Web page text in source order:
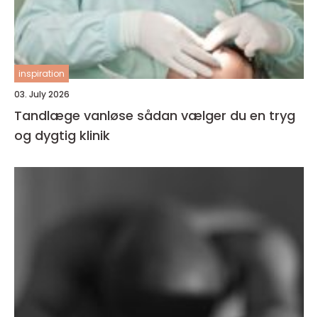
inspiration
03. July 2026
Tandlæge vanløse sådan vælger du en tryg
og dygtig klinik